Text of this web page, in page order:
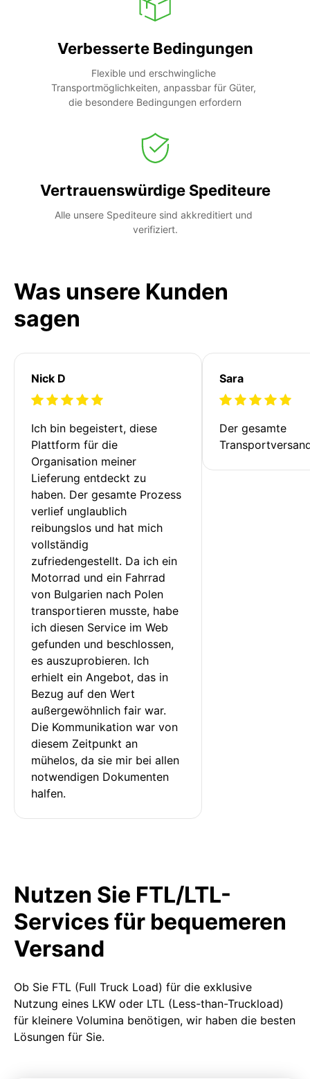
Verbesserte Bedingungen
Flexible und erschwingliche
Transportmöglichkeiten, anpassbar für Güter,
die besondere Bedingungen erfordern
Vertrauenswürdige Spediteure
Alle unsere Spediteure sind akkreditiert und
verifiziert.
Was unsere Kunden
sagen
Nick D
Ich bin begeistert, diese
Plattform für die
Organisation meiner
Lieferung entdeckt zu
haben. Der gesamte Prozess
verlief unglaublich
reibungslos und hat mich
vollständig
zufriedengestellt. Da ich ein
Motorrad und ein Fahrrad
von Bulgarien nach Polen
transportieren musste, habe
ich diesen Service im Web
gefunden und beschlossen,
es auszuprobieren. Ich
erhielt ein Angebot, das in
Bezug auf den Wert
außergewöhnlich fair war.
Die Kommunikation war von
diesem Zeitpunkt an
mühelos, da sie mir bei allen
notwendigen Dokumenten
halfen.
Sara
Der gesamte
Nutzen Sie FTL/LTL-
Services für bequemeren
Versand
Ob Sie FTL (Full Truck Load) für die exklusive
Nutzung eines LKW oder LTL (Less-than-Truckload)
für kleinere Volumina benötigen, wir haben die besten
Lösungen für Sie.